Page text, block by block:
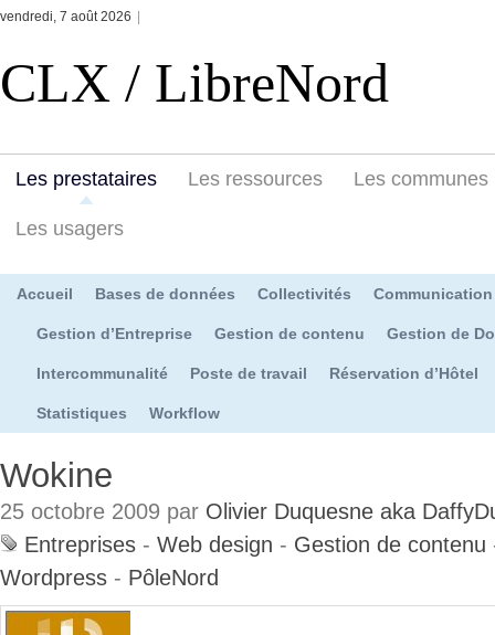
vendredi, 7 août 2026
CLX / LibreNord
Les prestataires Les ressources Les communes
Les usagers
Accueil Bases de données Collectivités Communication
Gestion d’Entreprise Gestion de contenu Gestion de
Intercommunalité Poste de travail Réservation d’Hôtel
Statistiques Workflow
Wokine
25 octobre 2009 par Olivier Duquesne aka
Entreprises - Web design - Gestion de contenu
Wordpress - PôleNord